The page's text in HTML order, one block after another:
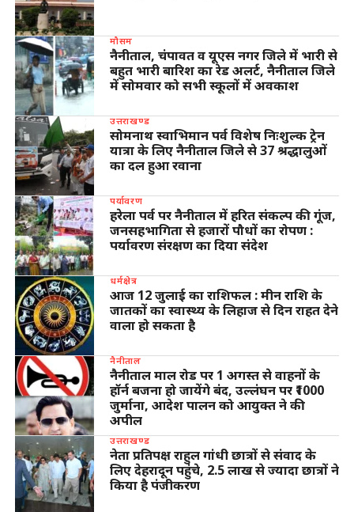
मौसम
नैनीताल, चंपावत व यूएस नगर जिले में भारी से
बहुत भारी बारिश का रेड अलर्ट, नैनीताल जिले
में सोमवार को सभी स्कूलों में अवकाश
उत्तराखण्ड
सोमनाथ स्वाभिमान पर्व विशेष निःशुल्क ट्रेन
यात्रा के लिए नैनीताल जिले से 37 श्रद्धालुओं
का दल हुआ रवाना
पर्यावरण
हरेला पर्व पर नैनीताल में हरित संकल्प की गूंज,
जनसहभागिता से हजारों पौधों का रोपण :
पर्यावरण संरक्षण का दिया संदेश
धर्मक्षेत्र
आज 12 जुलाई का राशिफल : मीन राशि के
जातकों का स्वास्थ्य के लिहाज से दिन राहत देने
वाला हो सकता है
नैनीताल
नैनीताल माल रोड पर 1 अगस्त से वाहनों के
हॉर्न बजना हो जायेंगे बंद, उल्लंघन पर ₹1000
जुर्माना, आदेश पालन को आयुक्त ने की
अपील
उत्तराखण्ड
नेता प्रतिपक्ष राहुल गांधी छात्रों से संवाद के
लिए देहरादून पहुंचे, 2.5 लाख से ज्यादा छात्रों ने
किया है पंजीकरण